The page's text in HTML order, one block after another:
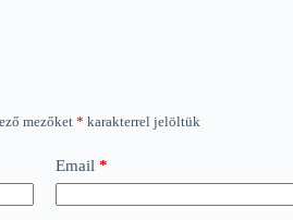
mezőket * karakterrel jelöltük
Email *